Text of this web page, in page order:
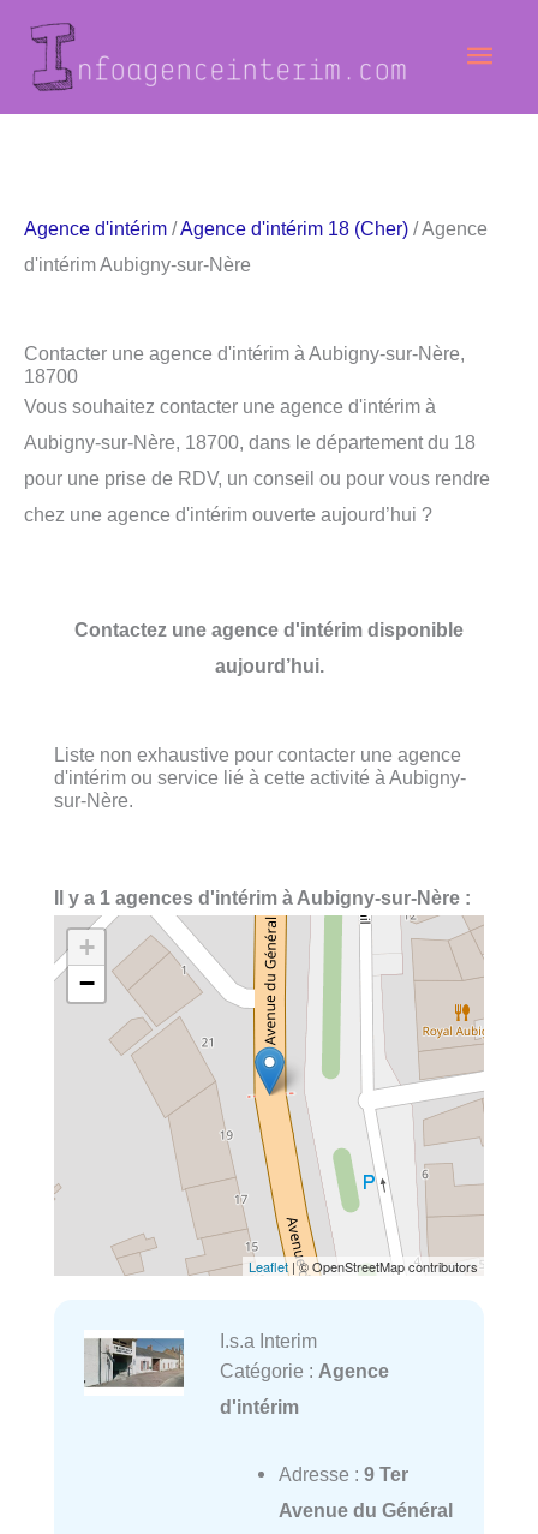
contenu
Agence d'intérim /Agence d'intérim 18 (Cher) / Agence
d'intérim Aubigny-sur-Nère
Contacter une agence d'intérim à Aubigny-sur-Nère,
18700
Vous souhaitez contacter une agence d'intérim à
Aubigny-sur-Nère, 18700, dans le département du 18
pour une prise de RDV, un conseil ou pour vous rendre
chez une agence d'intérim ouverte aujourd’hui ?
Contactez une agence d'intérim disponible
aujourd’hui.
Liste non exhaustive pour contacter une agence
d'intérim ou service lié à cette activité à Aubigny-
sur-Nère.
Il y a 1 agences d'intérim à Aubigny-sur-Nère :
+
−
Leaflet | © OpenStreetMap contributors
I.s.a Interim
Catégorie : Agence
d'intérim
Adresse : 9 Ter
Avenue du Général